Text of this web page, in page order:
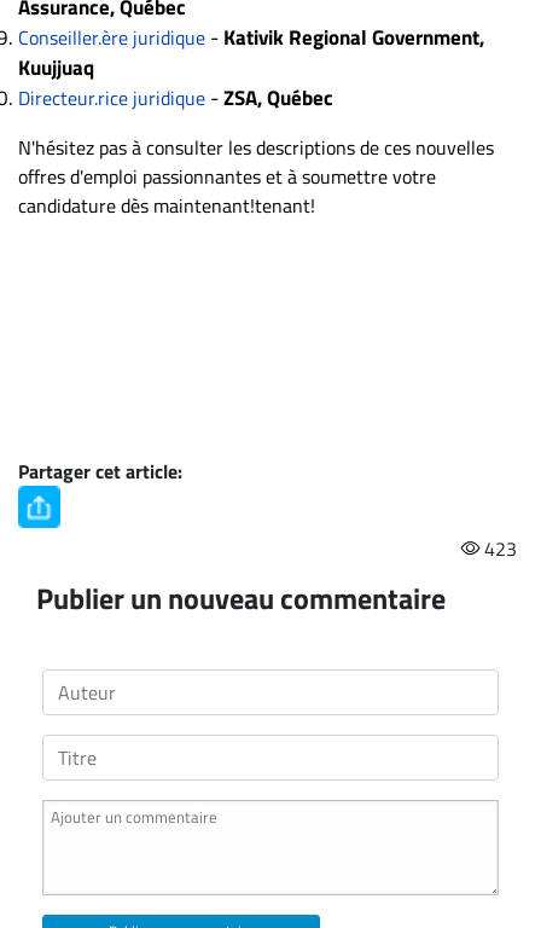
Assurance, Québec
Conseiller.ère juridique -Kativik Regional Government,
Kuujjuaq
Directeur.rice juridique -ZSA, Québec
N'hésitez pas à consulter les descriptions de ces nouvelles
offres d'emploi passionnantes et à soumettre votre
candidature dès maintenant!tenant!
Partager cet article:
423
Publier un nouveau commentaire